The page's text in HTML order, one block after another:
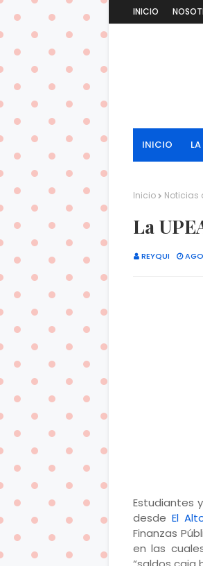
INICIO
INICIO
Inicio Noticias
La
REYQUI
Estudiantes
desde El
Finanzas
en las